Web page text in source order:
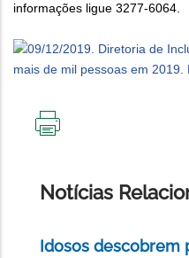
informações ligue 3277-6064.
Notícias
Idosos descobrem